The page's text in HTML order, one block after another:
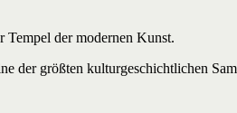
Tempel der modernen Kunst.
der größten kulturgeschichtlichen